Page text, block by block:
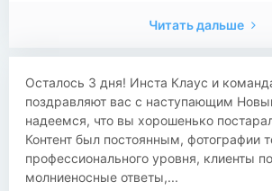
Читать дальше
Осталось 3 дня! Инста Клаус и
поздравляют вас с наступающим
надеемся, что вы хорошенько
Контент был постоянным, фотографии
профессионального уровня, клиенты
молниеносные ответы,...